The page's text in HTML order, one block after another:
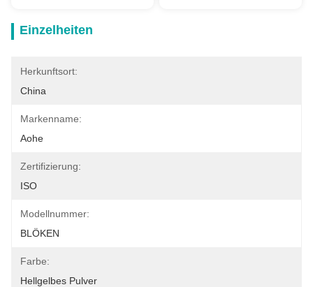
Einzelheiten
Herkunftsort:
China
Markenname:
Aohe
Zertifizierung:
ISO
Modellnummer:
BLÖKEN
Farbe:
Hellgelbes Pulver